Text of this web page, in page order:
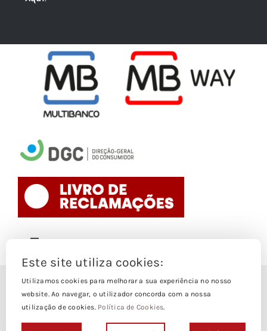
Navigation
Termos e Condições
© Copyright 1988- 2026
Loja Edições Piaget byPiaget Ensino Superior
direitos Reservados | Powered by
Este site utiliza cookies:
Utilizamos cookies para melhorar a sua experiência no nosso
website. Ao navegar, o utilizador concorda com a nossa
utilização de cookies. Política de Cookies.